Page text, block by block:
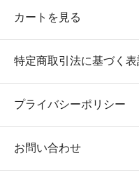
カートを見る
特定商取引法に基づく表
プライバシーポリシー
お問い合わせ